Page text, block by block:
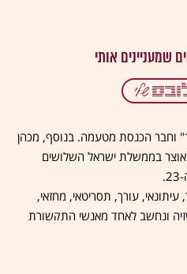
וחבר הכנסת מטעמה. בנוסף, מכהן
בממשלת ישראל השלושים
עורך, תסריטאי, מחזאי,
ונחשב לאחד מאנשי התקשורת